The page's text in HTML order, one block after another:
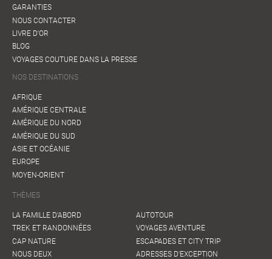
GARANTIES
NOUS CONTACTER
LIVRE D'OR
BLOG
VOYAGES COUTURE DANS LA PRESSE
NOS DESTINATIONS
AFRIQUE
AMÉRIQUE CENTRALE
AMÉRIQUE DU NORD
AMÉRIQUE DU SUD
ASIE ET OCÉANIE
EUROPE
MOYEN-ORIENT
THÈMES
LA FAMILLE D'ABORD
TREK ET RANDONNÉES
CAP NATURE
NOUS DEUX
AUTOTOUR
VOYAGES AVENTURE
ESCAPADES ET CITY TRIP
ADRESSES D'EXCEPTION